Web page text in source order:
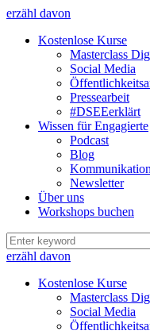
erzähl davon
Kostenlose Kurse
Masterclass
Social Media
Pressearbeit
#DSEEerklärt
Wissen für Engagierte
Podcast
Blog
Newsletter
Über uns
Workshops buchen
erzähl davon
Kostenlose Kurse
Masterclass
Social Media